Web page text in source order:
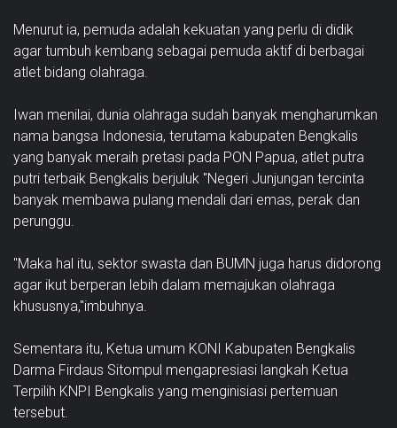
Menurut ia, pemuda adalah kekuatan yang perlu di didik
agar tumbuh kembang sebagai pemuda aktif di berbagai
atlet bidang olahraga.
Iwan menilai, dunia olahraga sudah banyak mengharumkan
nama bangsa Indonesia, terutama kabupaten Bengkalis
yang banyak meraih pretasi pada PON Papua, atlet putra
putri terbaik Bengkalis berjuluk "Negeri Junjungan tercinta
banyak membawa pulang mendali dari emas, perak dan
perunggu.
"Maka hal itu, sektor swasta dan BUMN juga harus didorong
agar ikut berperan lebih dalam memajukan olahraga
khususnya,"imbuhnya.
Sementara itu, Ketua umum KONI Kabupaten Bengkalis
Darma Firdaus Sitompul mengapresiasi langkah Ketua
Terpilih KNPI Bengkalis yang menginisiasi pertemuan
tersebut.